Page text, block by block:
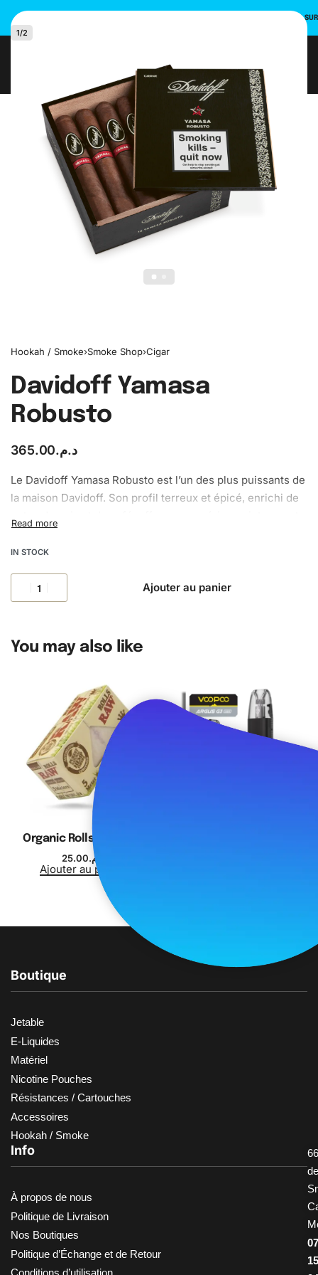
INSCRIVEZ-VOUS ET UTILISEZ LE CODE PROMO POUR UNE REMISE DE 10 %
1/2
Hookah / Smoke›Smoke Shop›Cigar
Davidoff Yamasa
Robusto
د.م.365.00
Le Davidoff Yamasa Robusto est l’un des plus puissants de
la maison Davidoff. Son profil terreux et épicé, enrichi de
IN STOCK
Ajouter au panier
You may also like
Organic Rolls 5m- Raw
د.م.25.00
Ajouter au panier
Boutique
Jetable
E-Liquides
Matériel
Nicotine Pouches
Résistances / Cartouches
Accessoires
Hookah / Smoke
Info
À propos de nous
Politique de Livraison
Nos Boutiques
Politique d’Échange et de Retour
de
07
15